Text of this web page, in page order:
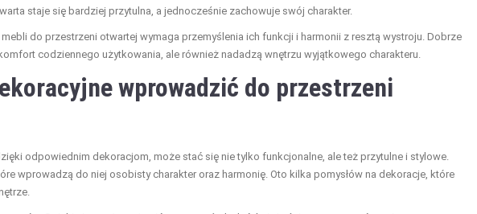
staje się bardziej przytulna, a jednocześnie zachowuje swój charakter.
do przestrzeni otwartej wymaga przemyślenia ich funkcji i harmonii z resztą wystroju. Dobrze
codziennego użytkowania, ale również nadadzą wnętrzu wyjątkowego charakteru.
wprowadzić do przestrzeni
odpowiednim dekoracjom, może stać się nie tylko funkcjonalne, ale też przytulne i stylowe.
wprowadzą do niej osobisty charakter oraz harmonię. Oto kilka pomysłów na dekoracje, które